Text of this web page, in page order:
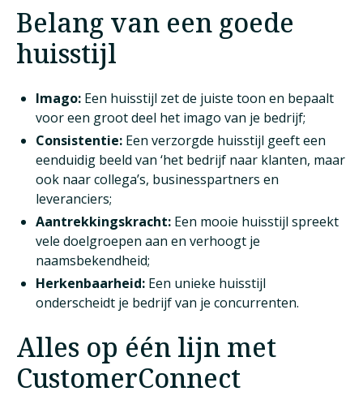
Belang van een goede
huisstijl
Imago: Een huisstijl zet de juiste toon en bepaalt
voor een groot deel het imago van je bedrijf;
Consistentie: Een verzorgde huisstijl geeft een
eenduidig beeld van ‘het bedrijf naar klanten, maar
ook naar collega’s, businesspartners en
leveranciers;
Aantrekkingskracht: Een mooie huisstijl spreekt
vele doelgroepen aan en verhoogt je
naamsbekendheid;
Herkenbaarheid: Een unieke huisstijl
onderscheidt je bedrijf van je concurrenten.
Alles op één lijn met
CustomerConnect